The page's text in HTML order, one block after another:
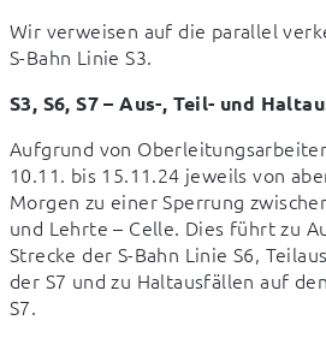
Wir verweisen auf die parallel
S-Bahn Linie S3.
S3, S6, S7 – Aus-, Teil- und
Aufgrund von
10.11. bis 15.11.24 jeweils von
Morgen zu einer Sperrung
und Lehrte – Celle. Dies führt zu
Strecke der S-Bahn Linie S6,
der S7 und zu Haltausfällen auf
S7.